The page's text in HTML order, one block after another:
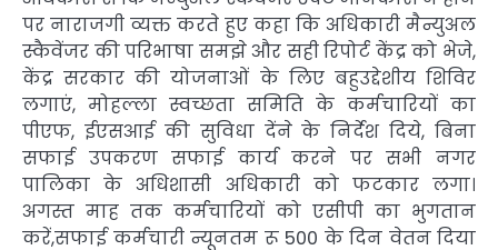
पर नाराजगी व्यक्त करते हुए कहा कि अधिकारी मैन्युअल
स्कैवेंजर की परिभाषा समझे और सही रिपोर्ट केंद्र को भेजे,
केंद्र सरकार की योजनाओं के लिए बहुउद्देशीय शिविर
लगाएं, मोहल्ला स्वच्छता समिति के कर्मचारियों का
पीएफ, ईएसआई की सुविधा देंने के निर्देश दिये, बिना
सफाई उपकरण सफाई कार्य करने पर सभी नगर
पालिका के अधिशासी अधिकारी को फटकार लगा।
अगस्त माह तक कर्मचारियों को एसीपी का भुगतान
करें,सफाई कर्मचारी न्यूनतम रू 500 के दिन वेतन दिया